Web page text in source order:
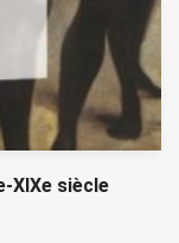
XIXe siècle